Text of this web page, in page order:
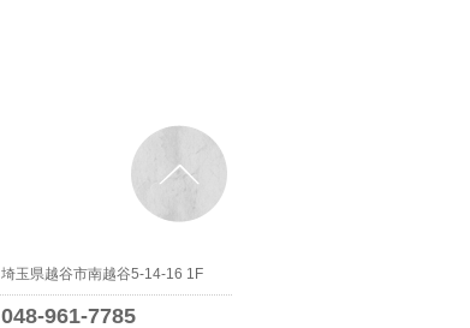
埼玉県越谷市南越谷5-14-16 1F
048-961-7785